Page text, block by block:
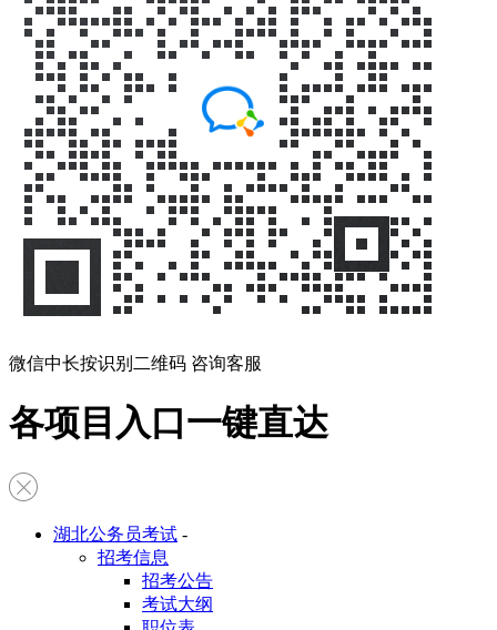
微信中长按识别二维码 咨询客服
各项目入口一键直达
湖北公务员考试 -
招考信息
招考公告
考试大纲